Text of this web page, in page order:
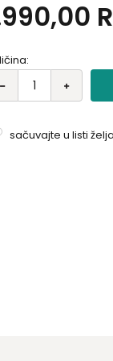
sačuvajte u listi želja